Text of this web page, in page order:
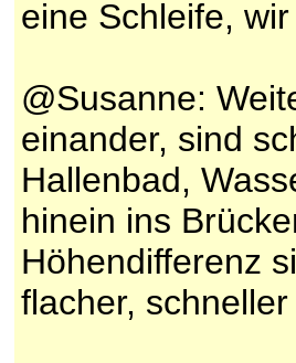
eine Schleife,
@Susanne:
einander, sind
Hallenbad,
hinein ins
Höhendifferenz
flacher, schneller